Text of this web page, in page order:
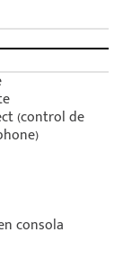
(control de
consola